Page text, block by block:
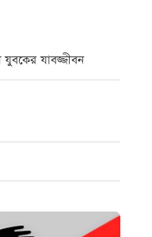
যুবকের যাবজ্জীবন